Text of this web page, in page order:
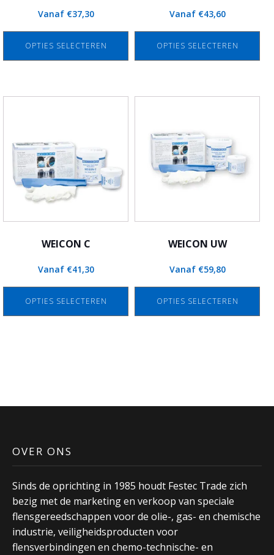
Vanaf €37,30
OPTIES SELECTEREN
productpagina
Vanaf €43,60
OPTIES SELECTEREN
productpagina
WEICON C
Vanaf €41,30
OPTIES SELECTEREN
meerdere
variaties.
Deze
optie
gekozen
productpagina
WEICON UW
Vanaf €59,80
OPTIES SELECTEREN
heeft
meerdere
variaties.
gekozen
worden
productpagina
OVER ONS
Sinds de oprichting in 1985 houdt Festec Trade zich
bezig met de marketing en verkoop van speciale
flensgereedschappen voor de olie-, gas- en chemische
industrie, veiligheidsproducten voor
flensverbindingen en chemo-technische- en